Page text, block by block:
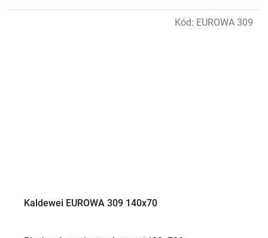
Kaldewei EUROWA 309 140x70
Kód: EUROWA 309